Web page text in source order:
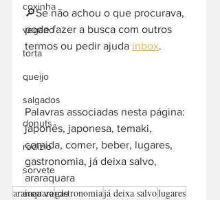
coxinha
vegano
torta
queijo
salgados
donuts
rodízio
sorvete
área verde
🔎Se não achou o que procurava,
pode fazer a busca com outros
termos ou pedir ajuda inbox.
-
Palavras associadas nesta página:
japonês, japonesa, temaki,
comida, comer, beber, lugares,
gastronomia, já deixa salvo,
araraquara
araraquaragastronomiajá deixa salvolugares